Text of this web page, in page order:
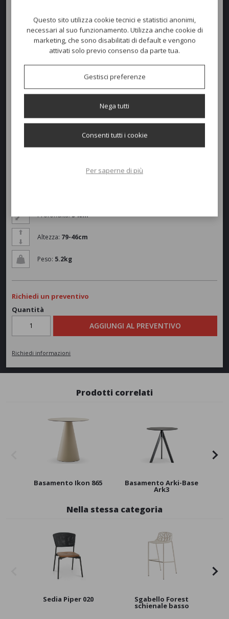
PoltronaBABILA. con scocca inpolipropilenedisponibile in 6 colori
e gambe inmassello di frassionotinto in 3 colorazioni.
Profondità:54cm
Altezza: 79-46cm
Peso: 5.2kg
Richiedi un preventivo
Quantità
AGGIUNGI AL PREVENTIVO
Richiedi informazioni
Prodotti correlati
Basamento Ikon 865 Basamento Arki-Base
Ark3
Nella stessa categoria
Sedia Piper 020 Sgabello Forest
schienale basso
Questo sito utilizza cookie tecnici e statistici anonimi,
necessari al suo funzionamento. Utilizza anche cookie di
marketing, che sono disabilitati di default e vengono
attivati solo previo consenso da parte tua.
Gestisci preferenze
Nega tutti
Consenti tutti i cookie
Per saperne di più